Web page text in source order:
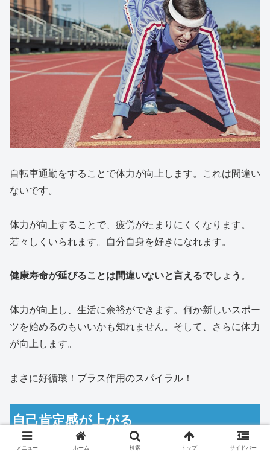
自転車通勤をすることで体力が向上します。これは間違い
ないです。
体力が向上することで、疲労がたまりにくくなります。
若々しくいられます。自分自身を好きになれます。
健康寿命が延びることは間違いないと言えるでしょう 。
体力が向上し、生活に余裕ができます。何か新しいスポー
ツを始めるのもいいかも知れません。そして、さらに体力
が向上します。
まさに好循環！プラス作用のスパイラル！
自己肯定感が上がる
メニュー ホーム 検索 トップ サイドバー